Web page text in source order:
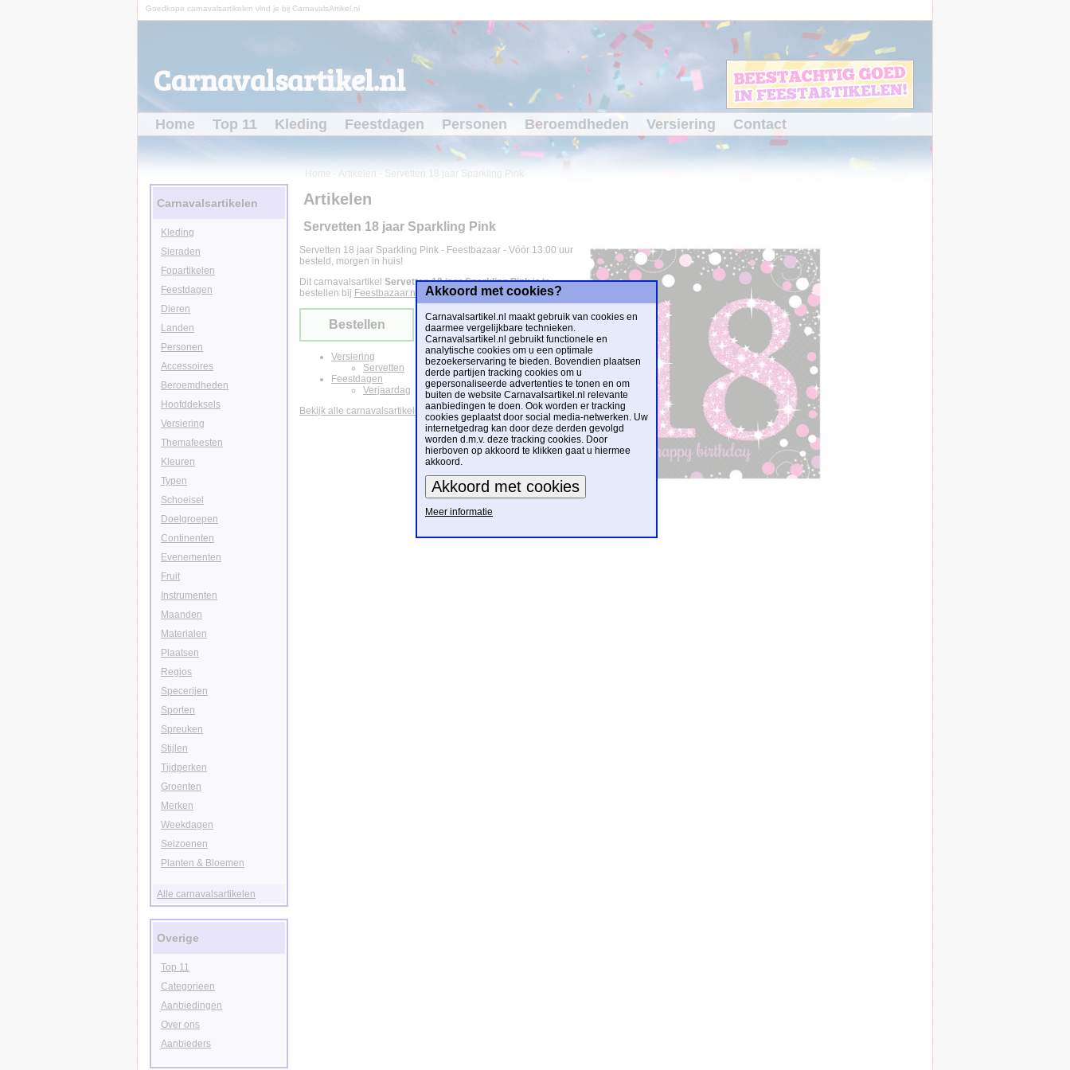
Goedkope carnavalsartikelen vind je bij CarnavalsArtikel.nl
Carnavalsartikel.nl
Home Top 11 Kleding Feestdagen Personen Beroemdheden Versiering Contact
Home Artikelen Servetten 18 jaar Sparkling Pink
Artikelen
Servetten 18 jaar Sparkling Pink
Servetten 18 jaar Sparkling Pink - Feestbazaar - Vóór 13:00 uur
besteld, morgen in huis!
Dit carnavalsartikel Servetten 18 jaar Sparkling Pinkis te
bestellen bij Feestbazaar.nl voor€ 2,95.
Bestellen
Versiering
Servetten
Feestdagen
Verjaardag
Bekijk alle carnavalsartikelen
Carnavalsartikelen
Kleding
Sieraden
Fopartikelen
Feestdagen
Dieren
Landen
Personen
Accessoires
Beroemdheden
Hoofddeksels
Versiering
Themafeesten
Kleuren
Typen
Schoeisel
Doelgroepen
Continenten
Evenementen
Fruit
Instrumenten
Maanden
Materialen
Plaatsen
Regios
Specerijen
Sporten
Spreuken
Stijlen
Tijdperken
Groenten
Merken
Weekdagen
Seizoenen
Planten & Bloemen
Alle carnavalsartikelen
Overige
Top 11
Categorieen
Aanbiedingen
Over ons
Aanbieders
Akkoord met cookies?
Carnavalsartikel.nl maakt gebruik van cookies en
daarmee vergelijkbare technieken.
Carnavalsartikel.nl gebruikt functionele en
analytische cookies om u een optimale
bezoekerservaring te bieden. Bovendien plaatsen
derde partijen tracking cookies om u
gepersonaliseerde advertenties te tonen en om
buiten de website Carnavalsartikel.nl relevante
aanbiedingen te doen. Ook worden er tracking
cookies geplaatst door social media-netwerken. Uw
internetgedrag kan door deze derden gevolgd
worden d.m.v. deze tracking cookies. Door
hierboven op akkoord te klikken gaat u hiermee
akkoord.
Meer informatie